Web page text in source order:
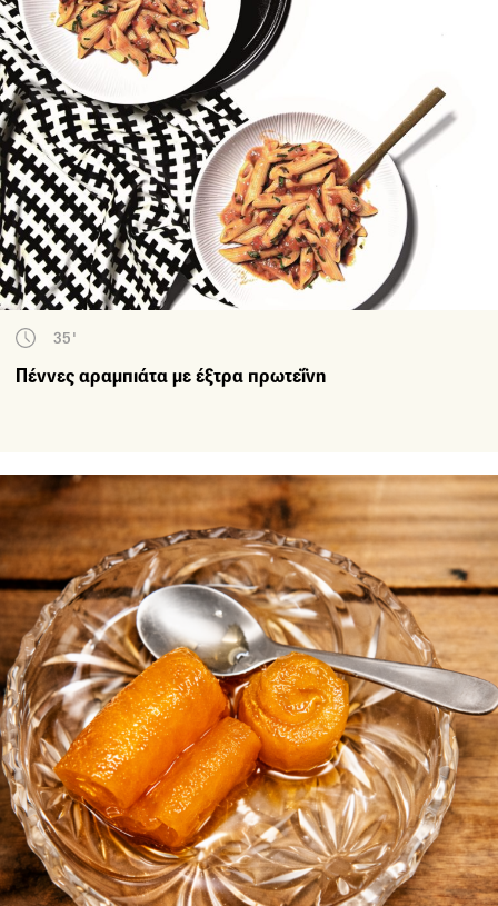
35'
Πέννες αραμπιάτα με έξτρα πρωτεΐνη